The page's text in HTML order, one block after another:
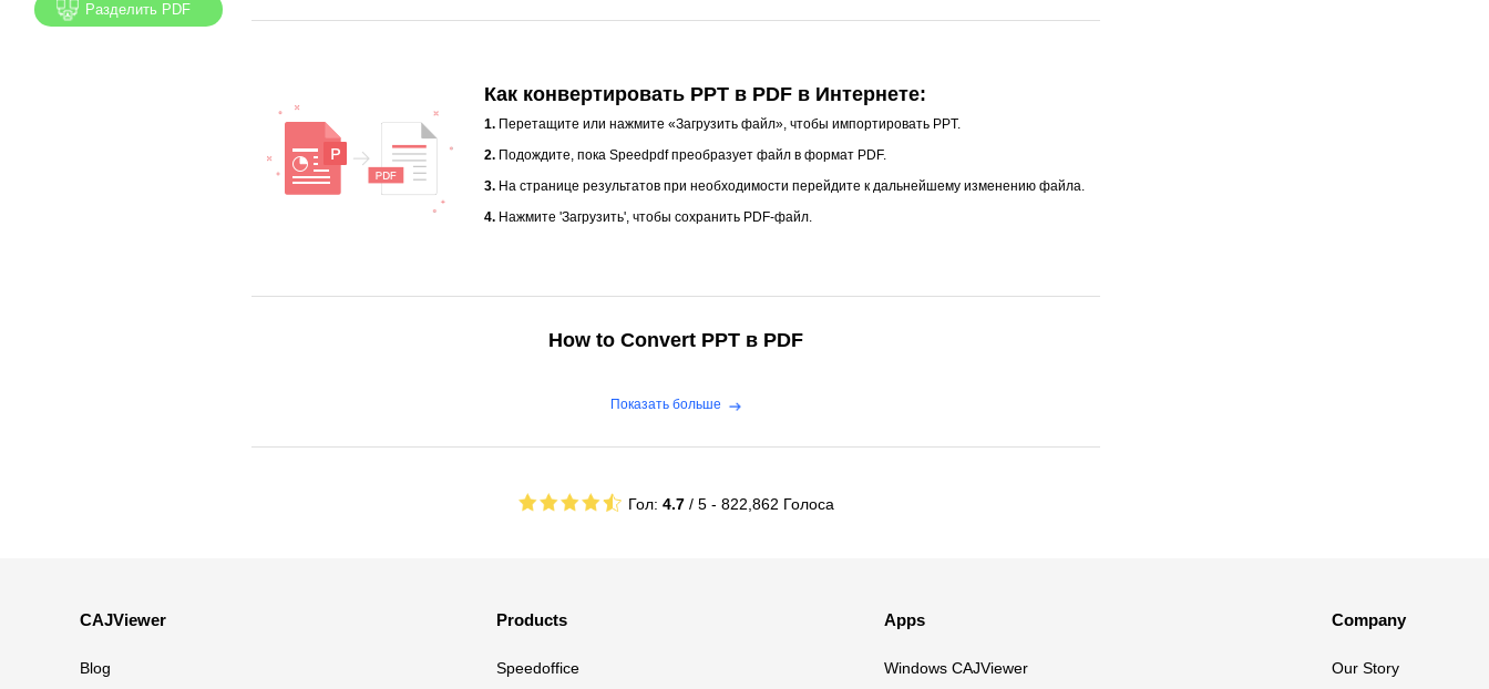
Разделить PDF
Как конвертировать PPT в PDF в Интернете:
1. Перетащите или нажмите «Загрузить файл», чтобы импортировать PPT.
2. Подождите, пока Speedpdf преобразует файл в формат PDF.
3. На странице результатов при необходимости перейдите к дальнейшему изменению файла.
4. Нажмите 'Загрузить', чтобы сохранить PDF-файл.
How to Convert PPT в PDF
Показать больше
Гол: 4.7 / 5 - 822,862 Голоса
CAJViewer
Blog
Products
Speedoffice
Apps
Windows CAJViewer
Company
Our Story